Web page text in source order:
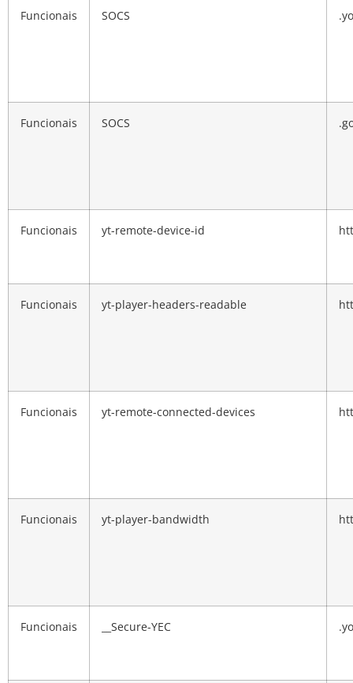
Funcionais SOCS
Funcionais SOCS
Funcionais yt-remote-device-id
Funcionais yt-player-headers-readable
Funcionais yt-remote-connected-devices
Funcionais yt-player-bandwidth
Funcionais __Secure-YEC